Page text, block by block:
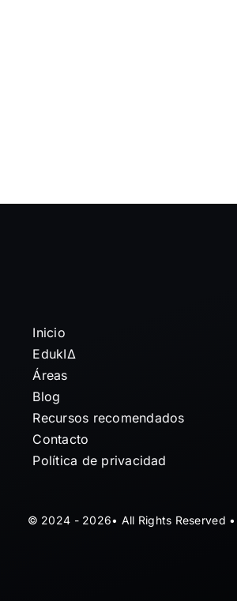
Inicio
EdukIΔ
Áreas
Blog
Recursos recomendados
Contacto
Política de privacidad
© 2024 - 2026• All Rights Reserved